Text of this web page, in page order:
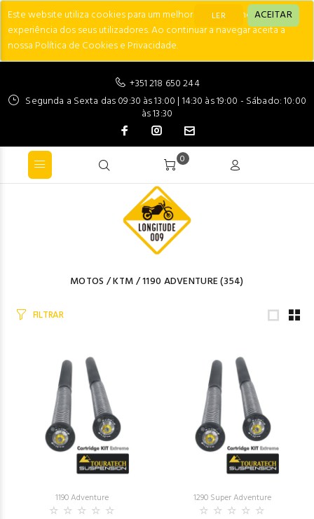
Este website utiliza cookies para um melhor desempenho e
experiência dos seus utilizadores. Ao continuar a navegar aceita a
nossa Política de Cookies e Privacidade.
LER ACEITAR
+351 218 650 244
Segunda a Sexta das 09:30 às 13:00 | 14:30 às 19:00 - Sábado: 10:00
às 13:30
0
MOTOS /KTM/1190 ADVENTURE(354)
FILTRAR
1190 Adventure 1290 Super Adventure